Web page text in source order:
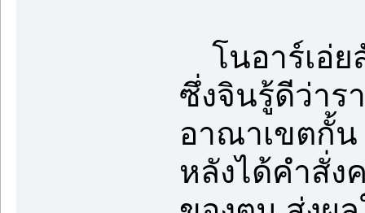
โนอาร์เอ่ย
ซึ่งจินรู้ดีว่าร
อาณาเขตกั้
หลังได้คำสั่ง